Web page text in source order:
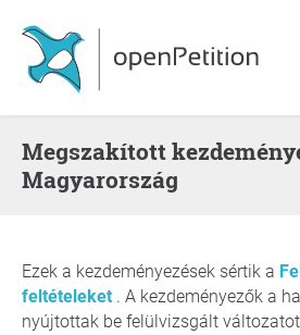
Megszakított kezdeményezések —
Magyarország
Ezek a kezdeményezések sértik a
feltételeket . A kezdeményezők a
nyújtottak be felülvizsgált